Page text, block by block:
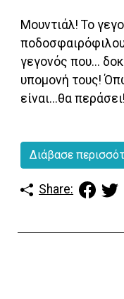
Μουντιάλ! Το
γεγονός που...
υπομονή τους!
είναι...θα περάσει!
Διάβασε
Share: